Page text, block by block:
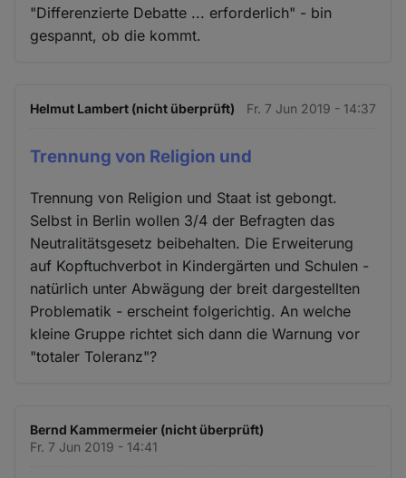
"Differenzierte Debatte ... erforderlich" - bin
gespannt, ob die kommt.
Helmut Lambert (nicht überprüft) Fr. 7 Jun 2019 - 14:37
Trennung von Religion und
Trennung von Religion und Staat ist gebongt.
Selbst in Berlin wollen 3/4 der Befragten das
Neutralitätsgesetz beibehalten. Die Erweiterung
auf Kopftuchverbot in Kindergärten und Schulen -
natürlich unter Abwägung der breit dargestellten
Problematik - erscheint folgerichtig. An welche
kleine Gruppe richtet sich dann die Warnung vor
"totaler Toleranz"?
Bernd Kammermeier (nicht überprüft)
Fr. 7 Jun 2019 - 14:41